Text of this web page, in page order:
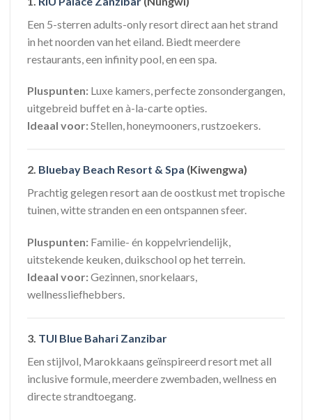
Een 5-sterren adults-only resort direct aan het strand
in het noorden van het eiland. Biedt meerdere
restaurants, een infinity pool, en een spa.
Pluspunten: Luxe kamers, perfecte zonsondergangen,
uitgebreid buffet en à-la-carte opties.
Ideaal voor:Stellen, honeymooners, rustzoekers.
2. Bluebay Beach Resort & Spa (Kiwengwa)
Prachtig gelegen resort aan de oostkust met tropische
tuinen, witte stranden en een ontspannen sfeer.
Pluspunten: Familie- én koppelvriendelijk,
uitstekende keuken, duikschool op het terrein.
Ideaal voor:Gezinnen, snorkelaars,
wellnessliefhebbers.
3. TUI Blue Bahari Zanzibar
Een stijlvol, Marokkaans geïnspireerd resort met all
inclusive formule, meerdere zwembaden, wellness en
directe strandtoegang.